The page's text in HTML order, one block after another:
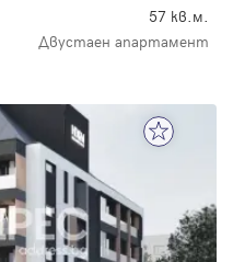
57 кв.м.
Двустаен апартамент